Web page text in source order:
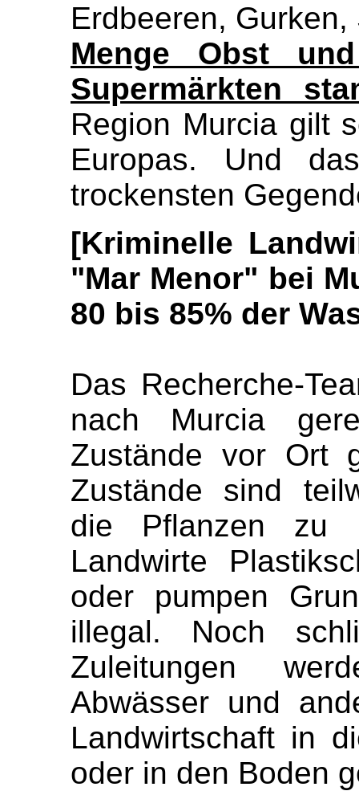
Erdbeeren,
Menge Obst
Supermärkten
Region Murcia gilt
Europas. Und
trockensten
[Kriminelle
"Mar Menor" bei
80 bis 85% der
Das Recherche-
nach Murcia
Zustände vor Ort
Zustände sind
die Pflanzen zu
Landwirte
oder pumpen
illegal. Noch
Zuleitungen
Abwässer und
Landwirtschaft in
oder in den Boden